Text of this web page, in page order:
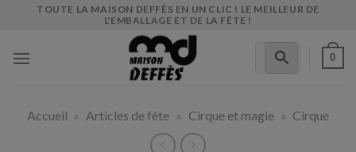
TOUTE LA MAISON DEFFÈS EN UN CLIC ! LE MEILLEUR DE
L'EMBALLAGE ET DE LA FÊTE !
0
Accueil » Articles de fête » Cirque et magie » Cirque